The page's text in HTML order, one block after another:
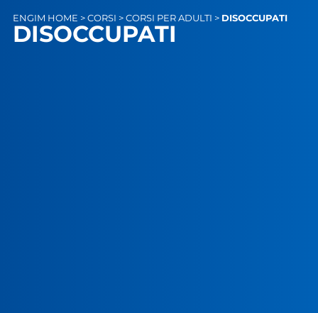
ENGIM HOME > CORSI > CORSI PER ADULTI > DISOCCUPATI
DISOCCUPATI